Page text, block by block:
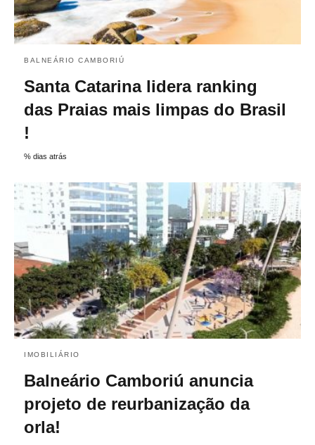
BALNEÁRIO CAMBORIÚ
Santa Catarina lidera ranking
das Praias mais limpas do Brasil
!
% dias atrás
IMOBILIÁRIO
Balneário Camboriú anuncia
projeto de reurbanização da
orla!